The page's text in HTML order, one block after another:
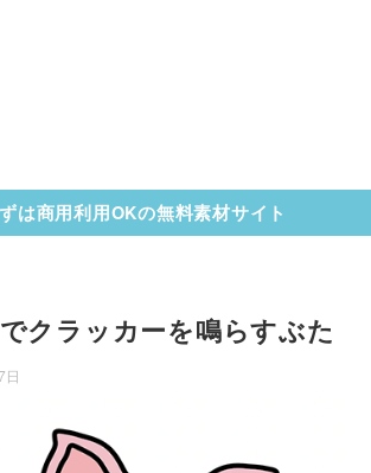
は商用利用OKの無料素材サイト
クラッカーを鳴らすぶた
日